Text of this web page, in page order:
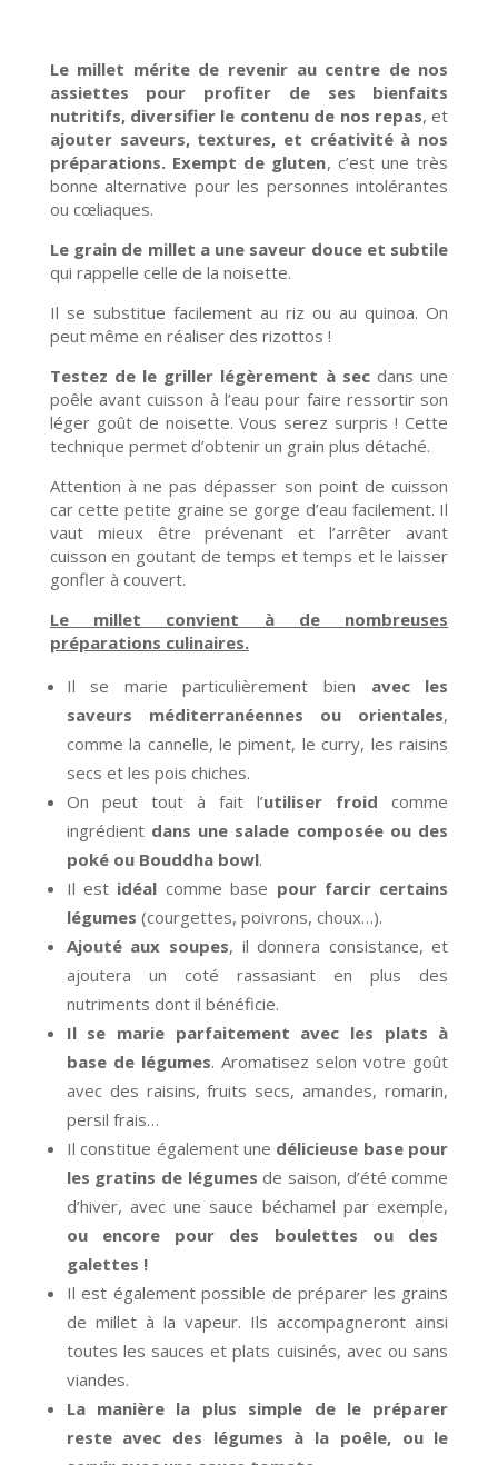
Le millet mérite de revenir au centre de nos
assiettes pour profiter de ses bienfaits
nutritifs, diversifier le contenu de nos repas, et
ajouter saveurs, textures, et créativité à nos
préparations. Exempt de gluten, c’est une très
bonne alternative pour les personnes intolérantes
ou cœliaques.
Le grain de millet a une saveur douce et subtile
qui rappelle celle de la noisette.
Il se substitue facilement au riz ou au quinoa. On
peut même en réaliser des rizottos !
Testez de le griller légèrement à secdans une
poêle avant cuisson à l’eau pour faire ressortir son
léger goût de noisette. Vous serez surpris ! Cette
technique permet d’obtenir un grain plus détaché.
Attention à ne pas dépasser son point de cuisson
car cette petite graine se gorge d’eau facilement. Il
vaut mieux être prévenant et l’arrêter avant
cuisson en goutant de temps et temps et le laisser
gonfler à couvert.
Le millet convient à de nombreuses
préparations culinaires.
Il se marie particulièrement bien avec les
saveurs méditerranéennes ou orientales,
comme la cannelle, le piment, le curry, les raisins
secs et les pois chiches.
On peut tout à fait l’utiliser froid comme
ingrédient dans une salade composée ou des
poké ou Bouddha bowl.
Il est idéal comme base pour farcir certains
légumes (courgettes, poivrons, choux…).
Ajouté aux soupes, il donnera consistance, et
ajoutera un coté rassasiant en plus des
nutriments dont il bénéficie.
Il se marie parfaitement avec les plats à
base de légumes. Aromatisez selon votre goût
avec des raisins, fruits secs, amandes, romarin,
persil frais…
Il constitue également une délicieuse base pour
les gratins de légumes de saison, d’été comme
d’hiver, avec une sauce béchamel par exemple,
ou encore pour des boulettes ou des
galettes !
Il est également possible de préparer les grains
de millet à la vapeur. Ils accompagneront ainsi
toutes les sauces et plats cuisinés, avec ou sans
viandes.
La manière la plus simple de le préparer
reste avec des légumes à la poêle, ou le